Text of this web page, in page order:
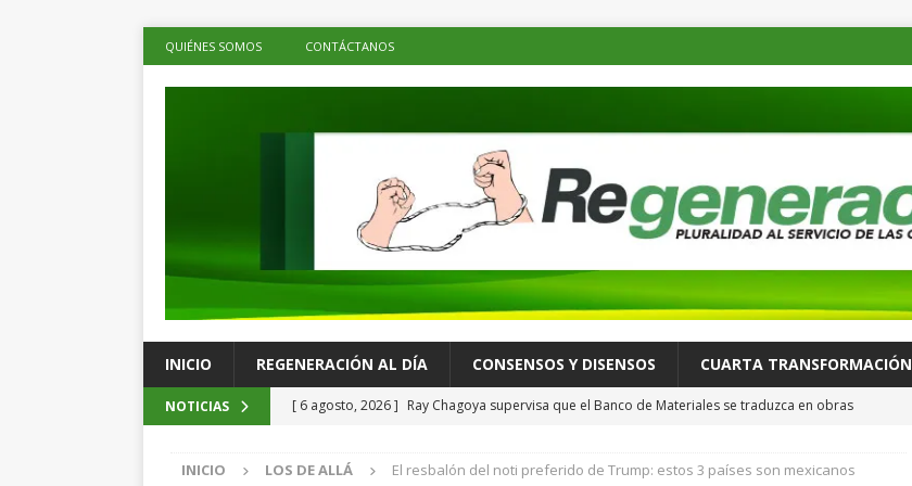
QUIÉNES SOMOS CONTÁCTANOS
INICIO REGENERACIÓN AL DÍA CONSENSOS Y DISENSOS CUARTA TRANSFORMACIÓN
NOTICIAS [ 6 agosto, 2026 ] Ray Chagoya supervisa que el Banco de Materiales se traduzca en obras
[ 6 agosto, 2026 ] Advierten posible desastre ambiental por derrame de petróleo de buque
INICIO LOS DE ALLÁ El resbalón del noti preferido de Trump: estos 3 países son mexicanos